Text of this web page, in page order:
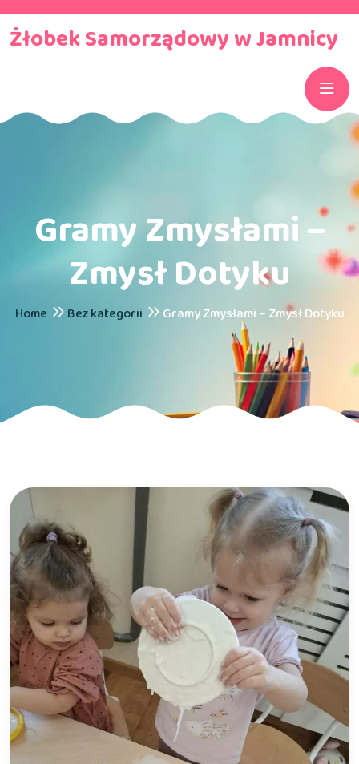
Żłobek Samorządowy w Jamnicy
Gramy Zmysłami –
Zmysł Dotyku
Home Bez kategorii Gramy Zmysłami – Zmysł Dotyku